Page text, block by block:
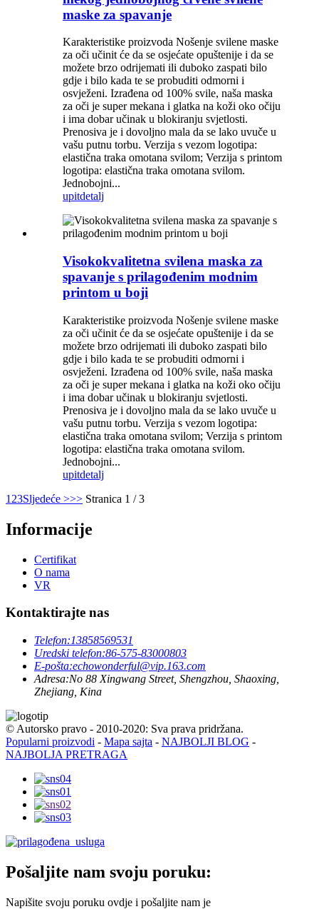
maske za spavanje
Karakteristike proizvoda Nošenje svilene maske
za oči učinit će da se osjećate opuštenije i da se
možete brzo odrijemati ili duboko zaspati bilo
gdje i bilo kada te se probuditi odmorni i
osvježeni. Izrađena od 100% svile, naša maska ​​
za oči je super mekana i glatka na koži oko očiju
i ima dobar učinak u blokiranju svjetlosti.
Prenosiva je i dovoljno mala da se lako uvuče u
vašu putnu torbu. Verzija s vezom logotipa:
elastična traka omotana svilom; Verzija s printom
logotipa: elastična traka omotana svilom.
Jednobojni...
upitdetalj
Visokokvalitetna svilena maska ​​za
spavanje s prilagođenim modnim
printom u boji
Karakteristike proizvoda Nošenje svilene maske
za oči učinit će da se osjećate opuštenije i da se
možete brzo odrijemati ili duboko zaspati bilo
gdje i bilo kada te se probuditi odmorni i
osvježeni. Izrađena od 100% svile, naša maska ​​
za oči je super mekana i glatka na koži oko očiju
i ima dobar učinak u blokiranju svjetlosti.
Prenosiva je i dovoljno mala da se lako uvuče u
vašu putnu torbu. Verzija s vezom logotipa:
elastična traka omotana svilom; Verzija s printom
logotipa: elastična traka omotana svilom.
Jednobojni...
upitdetalj
1 23Sljedeće >>> Stranica 1 / 3
Informacije
Certifikat
O nama
VR
Kontaktirajte nas
Telefon:13858569531
Uredski telefon:86-575-83000803
E-pošta:echowonderful@vip.163.com
Adresa:No 88 Xingwang Street, Shengzhou, Shaoxing,
Zhejiang, Kina
© Autorsko pravo - 2010-2020: Sva prava pridržana.
Popularni proizvodi - Mapa sajta - NAJBOLJI BLOG -
NAJBOLJA PRETRAGA
Pošaljite nam svoju poruku:
Napišite svoju poruku ovdje i pošaljite nam je